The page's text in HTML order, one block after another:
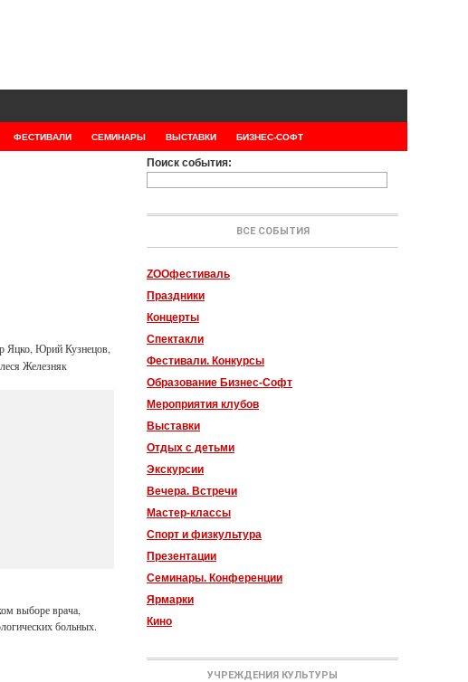
ФЕСТИВАЛИ СЕМИНАРЫ ВЫСТАВКИ БИЗНЕС-СОФТ
Яцко, Юрий Кузнецов,
Железняк
выборе врача,
больных.
Поиск события:
ВСЕ СОБЫТИЯ
ZOOфестиваль
Праздники
Концерты
Спектакли
Фестивали. Конкурсы
Образование Бизнес-Софт
Мероприятия клубов
Выставки
Отдых с детьми
Экскурсии
Вечера. Встречи
Мастер-классы
Спорт и физкультура
Презентации
Семинары. Конференции
Ярмарки
Кино
УЧРЕЖДЕНИЯ КУЛЬТУРЫ